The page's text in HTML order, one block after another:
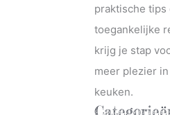
praktische tips
toegankelijke
krijg je stap
meer plezier
keuken.